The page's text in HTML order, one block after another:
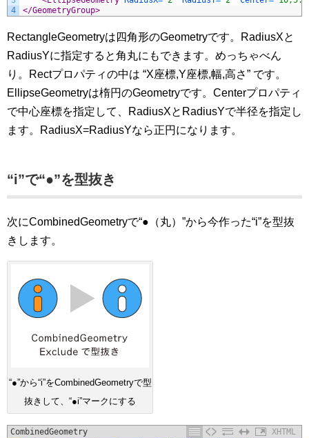
4
</GeometryGroup>
RectangleGeometryは四角形のGeometryです。RadiusXと
RadiusYに指定すると角丸にもできます。めっちゃべん
り。Rectプロパティの中は “X座標,Y座標,幅,高さ” です。
EllipseGeometryは楕円のGeometryです。Centerプロパティ
で中心座標を指定して、RadiusXとRadiusYで半径を指定し
ます。RadiusX=RadiusYなら正円になります。
“i”で“●”を型抜き
次にCombinedGeometryで“●（丸）”から今作った“i”を型抜
きします。
“●”から“i”をCombinedGeometryで型
抜きして、“●i”マークにする
CombinedGeometry
XHTML